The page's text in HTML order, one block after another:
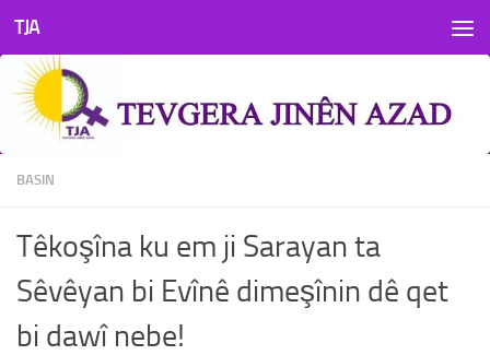
Skip to content
TJA
BASIN
Têkoşîna ku em ji Sarayan ta
Sêvêyan bi Evînê dimeşînin dê qet
bi dawî nebe!